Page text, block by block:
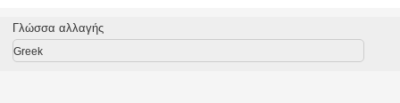
Γλώσσα αλλαγής
Greek